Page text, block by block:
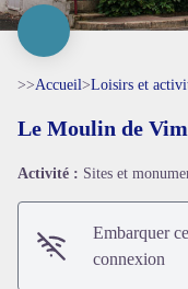
>>Accueil>Loisirs et
Le Moulin de
Activité : Sites et
Embarquer
connexion